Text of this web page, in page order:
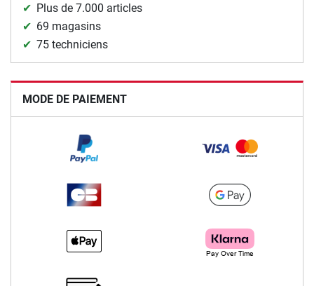
Plus de 7.000 articles
69 magasins
75 techniciens
MODE DE PAIEMENT